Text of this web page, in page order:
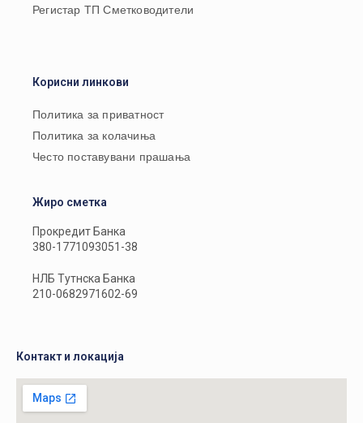
Регистар ТП Сметководители
Корисни линкови
Политика за приватност
Политика за колачиња
Често поставувани прашања
Жиро сметка
Прокредит Банка
380-1771093051-38
НЛБ Тутнска Банка
210-0682971602-69
Контакт и локација